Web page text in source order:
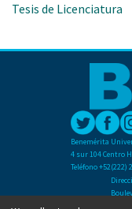
Tesis de Licenciatura
Benemérita
4 sur 104 Centro
Teléfono +52(222)